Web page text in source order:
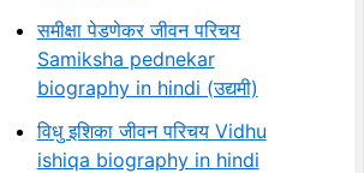
समीक्षा पेडणेकर जीवन परिचय
Samiksha pednekar
biography in hindi (उद्यमी)
विधु इशिका जीवन परिचय Vidhu
ishiqa biography in hindi